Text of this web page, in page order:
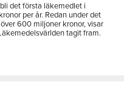
det första läkemedlet i
per år. Redan under det
600 miljoner kronor, visar
tagit fram.